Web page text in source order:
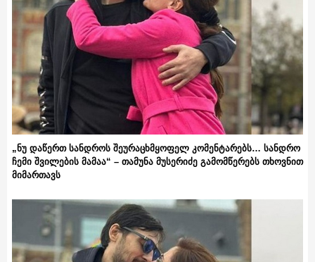
„ნუ დაწერთ სანდროს შეურაცხმყოფელ კომენტარებს… სანდრო
ჩემი შვილების მამაა“ – თამუნა მუსერიძე გამომწერებს თხოვნით
მიმართავს